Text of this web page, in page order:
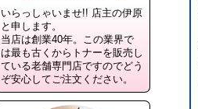
いらっしゃいませ!! 店主の伊原
と申します。
当店は創業40年。この業界で
は最も古くからトナーを販売し
ている老舗専門店ですのでどう
ぞ安心してご注文ください。